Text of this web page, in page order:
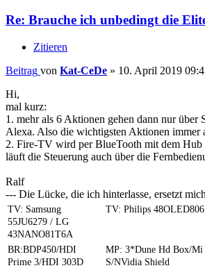
Re: Brauche ich unbedingt die
Zitieren
Beitrag von Kat-CeDe » 10. April 2019
Hi,
mal kurz:
1. mehr als 6 Aktionen gehen dann nur über
Alexa. Also die wichtigsten Aktionen immer
2. Fire-TV wird per BlueTooth mit dem Hub
läuft die Steuerung auch über die
Ralf
--- Die Lücke, die ich hinterlasse, ersetzt
TV: Samsung
55JU6279 / LG
43NANO81T6A
TV: Philips 48OLED806
BR:BDP450/HDI
Prime 3/HDI 303D
MP: 3*Dune Hd Box/Mi
S/NVidia Shield